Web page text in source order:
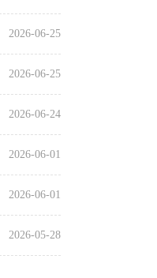
2026-06-25
2026-06-25
2026-06-24
2026-06-01
2026-06-01
2026-05-28